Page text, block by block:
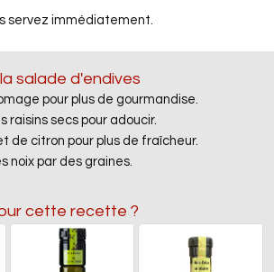
servez immédiatement.
cette recette ?
salade d'endives
pour plus de gourmandise.
raisins secs pour adoucir.
de citron pour plus de fraîcheur.
noix par des graines.